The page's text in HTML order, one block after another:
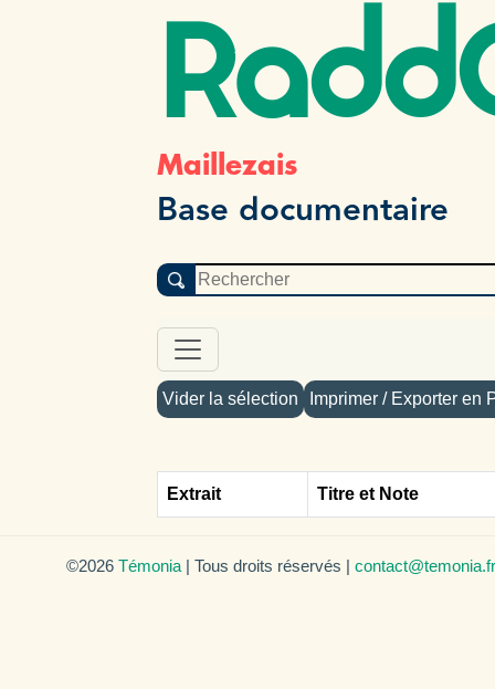
Maillezais
Base documentaire
Vider la sélection Imprimer / Exporter en
Extrait Titre et Note
©2026 Témonia | Tous droits réservés | contact@temonia.fr